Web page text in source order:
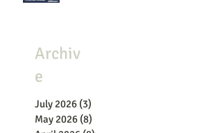
Archiv
e
July 2026 (3)
May 2026 (8)